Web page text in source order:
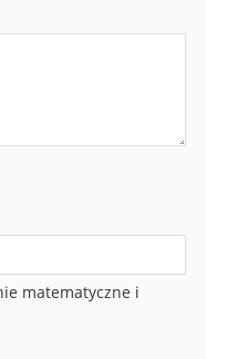
matematyczne i